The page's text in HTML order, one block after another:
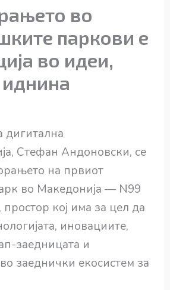
во
паркови е
во идеи,
иднина
дигитална
Стефан Андоновски, се
на првиот
во Македонија — N99
простор кој има за цел да
иновациите,
заедницата и
заеднички екосистем за